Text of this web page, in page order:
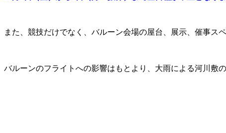
また、競技だけでなく、バルーン会場の屋台、展示、催事ス
バルーンのフライトへの影響はもとより、大雨による河川敷